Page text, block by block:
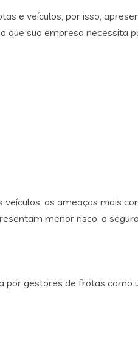
e veículos, por isso,
que sua empresa necessita
as ameaças mais
menor risco, o
por gestores de frotas como